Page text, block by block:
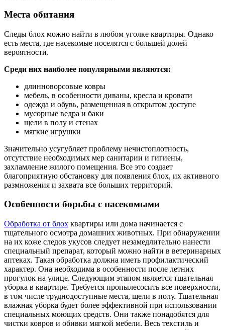
Места обитания
Следы блох можно найти в любом уголке квартиры. Однако
есть места, где насекомые поселятся с большей долей
вероятности.
Среди них наиболее популярными являются:
длинноворсовые ковры
мебель, в особенности диваны, кресла и кровати
одежда и обувь, размещенная в открытом доступе
мусорные ведра и баки
щели в полу и стенах
мягкие игрушки
Значительно усугубляет проблему нечистоплотность,
отсутствие необходимых мер санитарии и гигиены,
захламление жилого помещения. Все это создает
благоприятную обстановку для появления блох, их активного
размножения и захвата все больших территорий.
Особенности борьбы с насекомыми
Обработка от блох квартиры или дома начинается с
тщательного осмотра домашних животных. При обнаружении
на их коже следов укусов следует незамедлительно нанести
специальный препарат, который можно найти в ветеринарных
аптеках. Такая обработка должна иметь профилактический
характер. Она необходима в особенности после летних
прогулок на улице. Следующим этапом является тщательная
уборка в квартире. Требуется пропылесосить все поверхности,
в том числе труднодоступные места, щели в полу. Тщательная
влажная уборка будет более эффективной при использовании
специальных моющих средств. Они также понадобятся для
чистки ковров и обивки мягкой мебели. Весь текстиль и